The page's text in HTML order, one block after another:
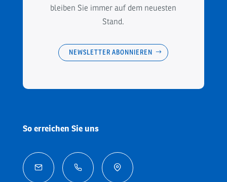
bleiben Sie immer auf dem neuesten
Stand.
NEWSLETTER ABONNIEREN
So erreichen Sie uns
  